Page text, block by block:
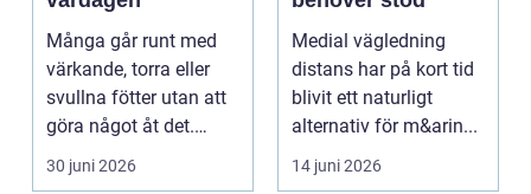
Många går runt med
värkande, torra eller
svullna fötter utan att
göra något åt det.
Fötterna bär hel...
30 juni 2026
Medial vägledning
distans har på kort tid
blivit ett naturligt
alternativ för m&arin...
14 juni 2026